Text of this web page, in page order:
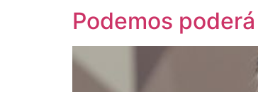
Podemos